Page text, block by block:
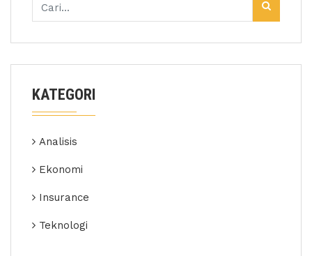
KATEGORI
Analisis
Ekonomi
Insurance
Teknologi